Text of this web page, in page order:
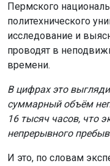
Пермского
политехнического
исследование и
проводят в
времени.
В цифрах это
суммарный объём
16 тысяч часов, что
непрерывного
И это, по словам